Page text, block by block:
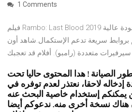
1 Comments
فيلم Rambo: Last Blood 2019 مترجم مشاهدة الفيلم بجودة عالية
بروابط سريعة تدعم الإستكمال.شاهد أون
سيرفيرات متعددة (رامبو). أفلام قد تعجبك
الصيانة ! هدا المحتوى حاليا تحت
إدخاله لاحقا، نعتذر لعدم توفره في
يمكنكم إستخدام خاصية البحث عنه
هناك نسخة أخرى منه. ندعوكم أيضا